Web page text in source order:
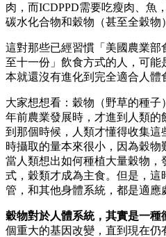
肉，而ICDPPD需要吃瘦肉、魚
碳水化合物和穀物（甚至全穀物
這對那些已經習慣「美國農業
至十一份」飲食方式的人，可
本就還沒有進化到完全適合人體
大家想想看：穀物（野草的種
年前農業發展時，才進到人類
到那個時候，人類才懂得收集
時攝取的量本來很小，因為穀物
當人類想出如何種植大量穀物
式，穀類才成為主食。但是，這
管，和其他身體系統，都是適應
穀物對於人體系統，其實是一種
個重大的基因改變，直到現在仍